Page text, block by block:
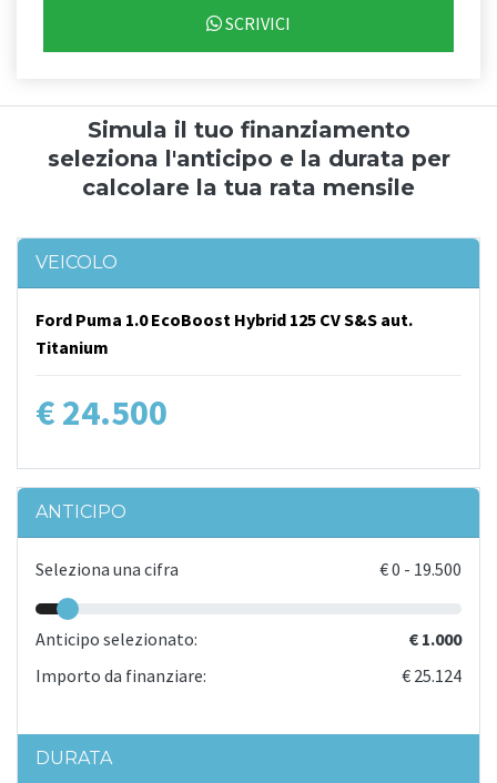
SCRIVICI
Simula il tuo finanziamento
seleziona l'anticipo e la durata per
calcolare la tua rata mensile
VEICOLO
Ford Puma 1.0 EcoBoost Hybrid 125 CV S&S aut.
Titanium
€ 24.500
ANTICIPO
Seleziona una cifra €0 - 19.500
Anticipo selezionato:
€ 1.000
Importo da finanziare:
€ 25.124
DURATA